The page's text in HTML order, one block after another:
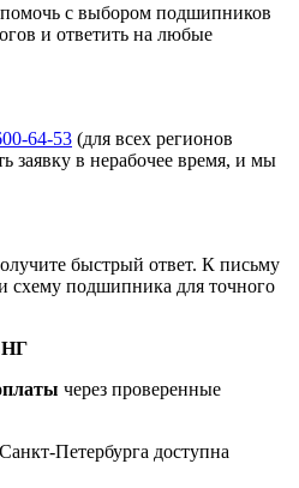
с выбором подшипников
и ответить на любые
64-53 (для всех регионов
заявку в нерабочее время, и мы
быстрый ответ. К письму
схему подшипника для точного
через проверенные
Петербурга доступна